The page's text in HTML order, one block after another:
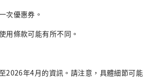
次優惠券。
用條款可能有所不同。
2026年4月的資訊。請注意，具體細節可能